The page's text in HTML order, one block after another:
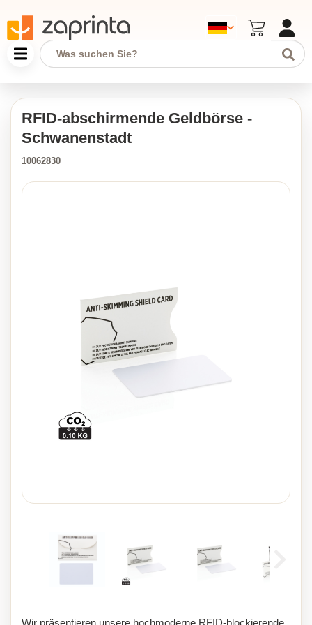
RFID-abschirmende Geldbörse -
Schwanenstadt
10062830
Wir präsentieren unsere hochmoderne RFID-blockierende